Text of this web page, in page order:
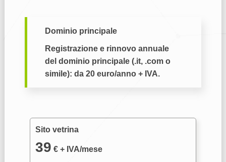
Dominio principale
Registrazione e rinnovo annuale
del dominio principale (.it, .com o
simile): da 20 euro/anno + IVA.
Sito vetrina
39 € + IVA/mese